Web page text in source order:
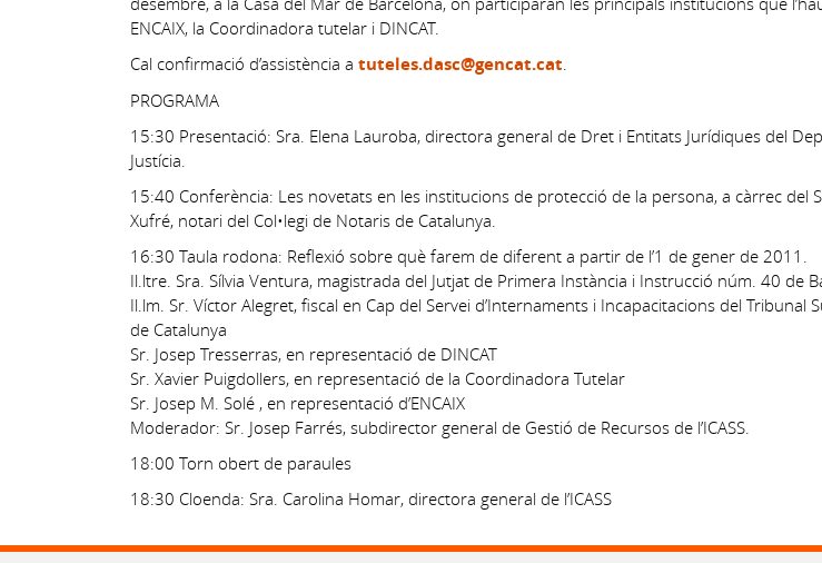
ENCAIX, la Coordinadora tutelar i DINCAT.
Cal confirmació d’assistència a tuteles.dasc@gencat.cat.
PROGRAMA
15:30 Presentació: Sra. Elena Lauroba, directora general de Dret i Entitats Jurídiques del
Justícia.
15:40 Conferència: Les novetats en les institucions de protecció de la persona, a càrrec del
Xufré, notari del Col•legi de Notaris de Catalunya.
16:30 Taula rodona: Reflexió sobre què farem de diferent a partir de l’1 de gener de 2011.
Il.ltre. Sra. Sílvia Ventura, magistrada del Jutjat de Primera Instància i Instrucció núm. 40 de
Il.lm. Sr. Víctor Alegret, fiscal en Cap del Servei d’Internaments i Incapacitacions del Tribunal
de Catalunya
Sr. Josep Tresserras, en representació de DINCAT
Sr. Xavier Puigdollers, en representació de la Coordinadora Tutelar
Sr. Josep M. Solé , en representació d’ENCAIX
Moderador: Sr. Josep Farrés, subdirector general de Gestió de Recursos de l’ICASS.
18:00 Torn obert de paraules
18:30 Cloenda: Sra. Carolina Homar, directora general de l’ICASS